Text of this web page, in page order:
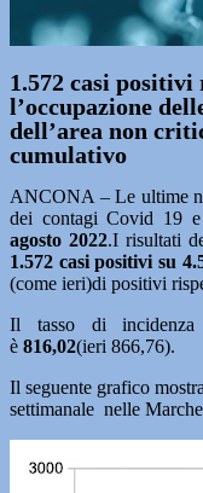
1.572 casi
l’occupazione
dell’area non
cumulativo
ANCONA – Le ultime
dei contagi Covid 19
agosto 2022.I risultati
1.572 casi positivi su
(come ieri)di positivi
Il tasso di incidenza
è 816,02(ieri 866,76).
Il seguente grafico
settimanale nelle Marche